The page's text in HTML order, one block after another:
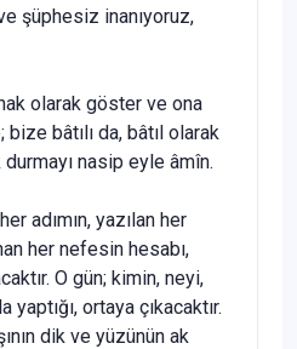
şüphesiz inanıyoruz,
olarak göster ve ona
bâtılı da, bâtıl olarak
nasip eyle âmîn.
adımın, yazılan her
her nefesin hesabı,
O gün; kimin, neyi,
ortaya çıkacaktır.
dik ve yüzünün ak